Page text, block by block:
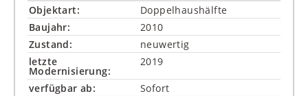
Objektart:
Doppelhaushälfte
Baujahr:
2010
Zustand:
neuwertig
letzte
Modernisierung:
2019
verfügbar ab:
Sofort